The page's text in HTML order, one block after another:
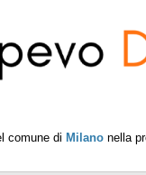
comune di Milano nella